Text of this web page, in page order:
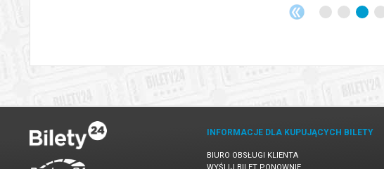
INFORMACJE DLA KUPUJĄCYCH BILETY
BIURO OBSŁUGI KLIENTA